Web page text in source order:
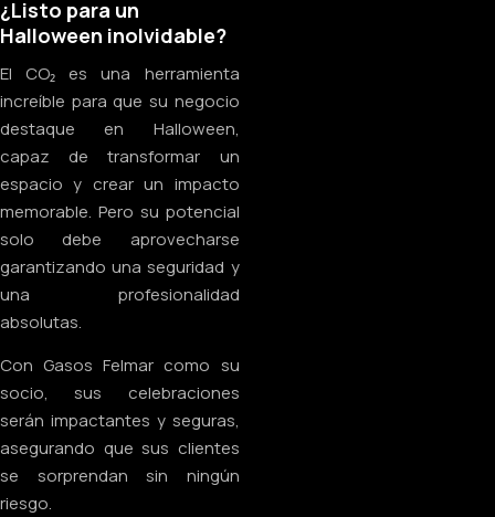
¿Listo para un
Halloween inolvidable?
El CO₂ es una herramienta
increíble para que su negocio
destaque en Halloween,
capaz de transformar un
espacio y crear un impacto
memorable. Pero su potencial
solo debe aprovecharse
garantizando una seguridad y
una profesionalidad
absolutas.
Con Gasos Felmar como su
socio, sus celebraciones
serán impactantes y seguras,
asegurando que sus clientes
se sorprendan sin ningún
riesgo.